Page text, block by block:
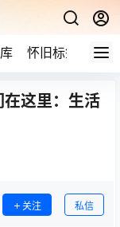
怀旧标签 网
这里：生活
关注 私信